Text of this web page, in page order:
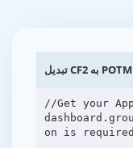
//Get your
on is